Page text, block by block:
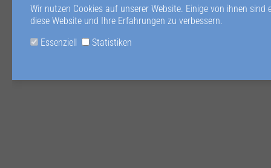
Wir nutzen Cookies auf unserer Website. Einige von ihnen sind
diese Website und Ihre Erfahrungen zu verbessern.
Essenziell
Statistiken